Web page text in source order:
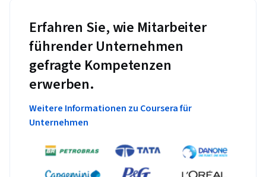
Erfahren Sie, wie Mitarbeiter
führender Unternehmen
gefragte Kompetenzen
erwerben.
Weitere Informationen zu Coursera für
Unternehmen